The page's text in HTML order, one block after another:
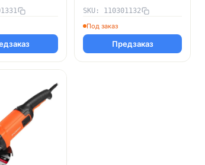
SKU: 110301132
Под заказ
Предзаказ